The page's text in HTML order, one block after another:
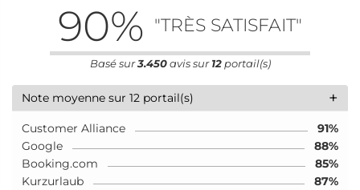
90% "TRÈS SATISFAIT"
Basé sur3.450avis sur12portail(s)
+
Note moyenne sur 12 portail(s)
Customer Alliance
91%
Google
88%
Booking.com
85%
Kurzurlaub
87%